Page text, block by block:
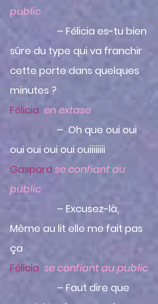
public
– Félicia es-tu bien
sûre du type qui va franchir
cette porte dans quelques
minutes ?
Félicia en extase
– Oh que oui oui
oui oui oui oui ouiiiiiiii
Gaspard se confiant au
public
– Excusez-là,
Même au lit elle me fait pas
ça
Félicia se confiant au public
– Faut dire que